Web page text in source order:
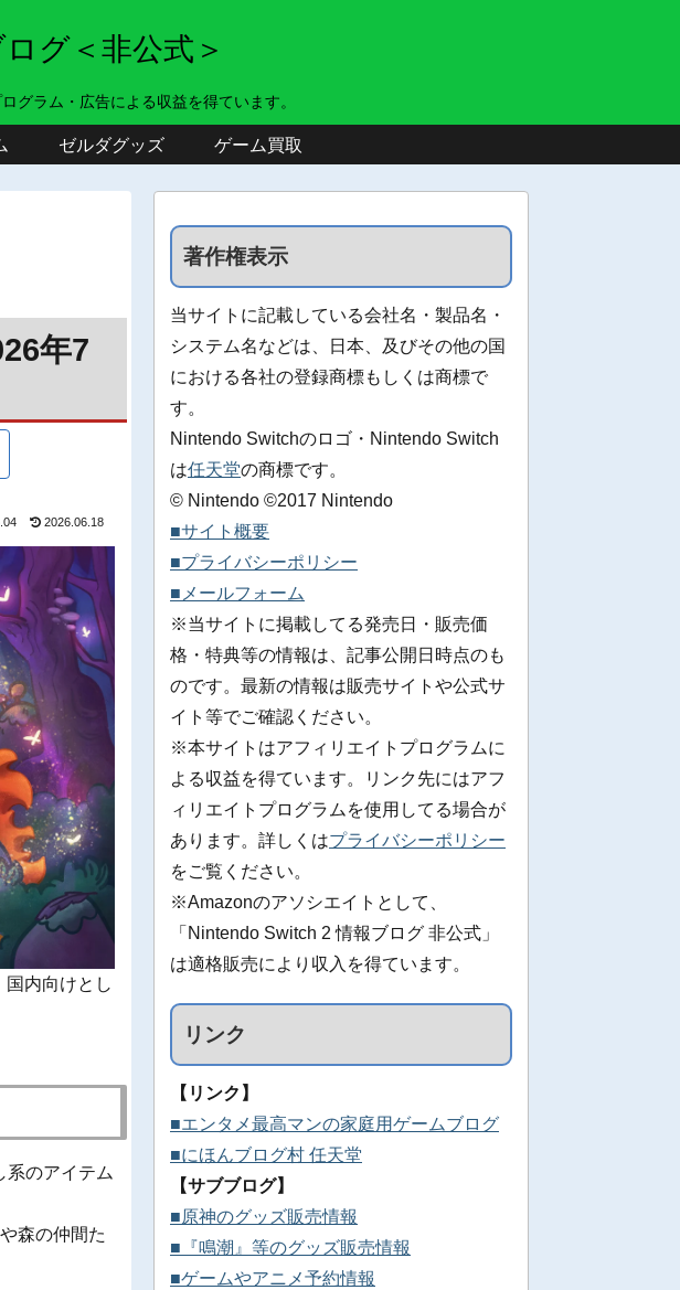
グ＜非公式＞
グラム・広告による収益を得ています。
ゼルダグッズ ゲーム買取
年7
2026.06.18
国内向けとし
系のアイテム
森の仲間た
著作権表示
当サイトに記載している会社名・製品名・
システム名などは、日本、及びその他の国
における各社の登録商標もしくは商標で
す。
Nintendo Switchのロゴ・Nintendo Switch
は任天堂の商標です。
© Nintendo ©2017 Nintendo
■サイト概要
■プライバシーポリシー
■メールフォーム
※当サイトに掲載してる発売日・販売価
格・特典等の情報は、記事公開日時点のも
のです。最新の情報は販売サイトや公式サ
イト等でご確認ください。
※本サイトはアフィリエイトプログラムに
よる収益を得ています。リンク先にはアフ
ィリエイトプログラムを使用してる場合が
あります。詳しくはプライバシーポリシー
をご覧ください。
※Amazonのアソシエイトとして、
「Nintendo Switch 2 情報ブログ 非公式」
は適格販売により収入を得ています。
リンク
【リンク】
■エンタメ最高マンの家庭用ゲームブログ
■にほんブログ村 任天堂
【サブブログ】
■原神のグッズ販売情報
■『鳴潮』等のグッズ販売情報
■ゲームやアニメ予約情報